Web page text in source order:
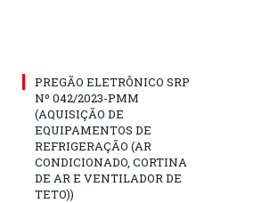
PREGÃO ELETRÔNICO SRP
Nº 042/2023-PMM
(AQUISIÇÃO DE
EQUIPAMENTOS DE
REFRIGERAÇÃO (AR
CONDICIONADO, CORTINA
DE AR E VENTILADOR DE
TETO))